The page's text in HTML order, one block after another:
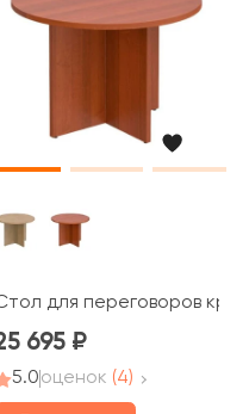
на опорах колоннах
для переговоров
695
5.0оценок (4)